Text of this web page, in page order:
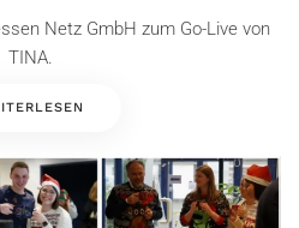
Netz GmbH zum Go-Live von
TINA.